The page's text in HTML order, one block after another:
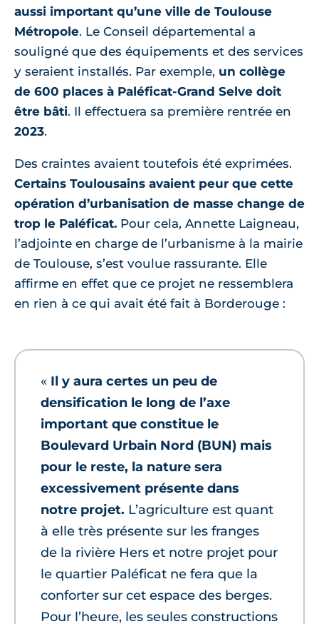
aussi important qu’une ville de Toulouse
Métropole. Le Conseil départemental a
souligné que des équipements et des services
y seraient installés. Par exemple, un collège
de 600 places à Paléficat-Grand Selve doit
être bâti. Il effectuera sa première rentrée en
2023.
Des craintes avaient toutefois été exprimées.
Certains Toulousains avaient peur que cette
opération d’urbanisation de masse change de
trop le Paléficat. Pour cela, Annette Laigneau,
l’adjointe en charge de l’urbanisme à la mairie
de Toulouse, s’est voulue rassurante. Elle
affirme en effet que ce projet ne ressemblera
en rien à ce qui avait été fait à Borderouge :
« Il y aura certes un peu de
densification le long de l’axe
important que constitue le
Boulevard Urbain Nord (BUN) mais
pour le reste, la nature sera
excessivement présente dans
notre projet. L’agriculture est quant
à elle très présente sur les franges
de la rivière Hers et notre projet pour
le quartier Paléficat ne fera que la
conforter sur cet espace des berges.
Pour l’heure, les seules constructions